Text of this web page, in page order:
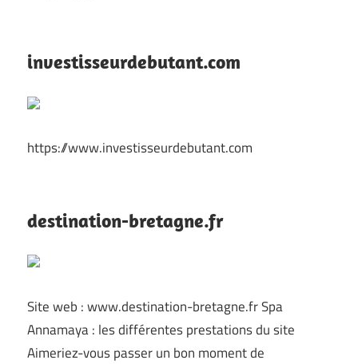
investisseurdebutant.com
https://www.investisseurdebutant.com
destination-bretagne.fr
Site web : www.destination-bretagne.fr Spa
Annamaya : les différentes prestations du site
Aimeriez-vous passer un bon moment de